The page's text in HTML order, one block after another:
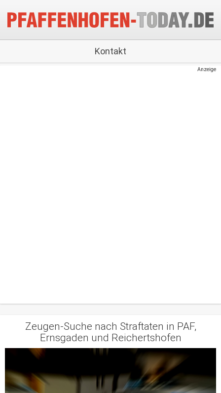
Kontakt
Anzeige
Zeugen-Suche nach Straftaten in PAF,
Ernsgaden und Reichertshofen